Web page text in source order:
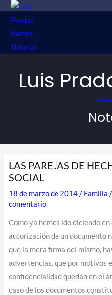
contenido
Luis
LAS PAREJAS DE
SOCIAL
18 de marzo de 2014/ Familia
comentario
Como ya hemos ido diciendo
autorización de un documento
que la mera firma del mismo,
advertencias, que por motivos
confidencialidad quedan en el
caso de los documentos